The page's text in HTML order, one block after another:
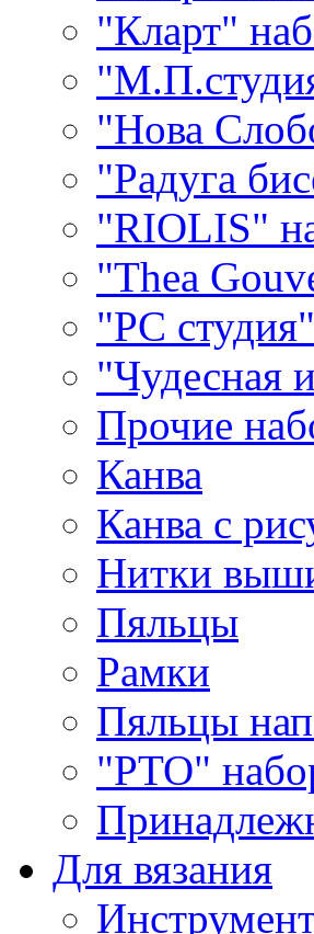
"Кларт"
"Нова
"Радуга
"RIOLIS"
"Thea
"РС
"Чудесная
Прочие
Канва
Канва с
Нитки
Пяльцы
Рамки
Пяльцы
"РТО"
Для вязания